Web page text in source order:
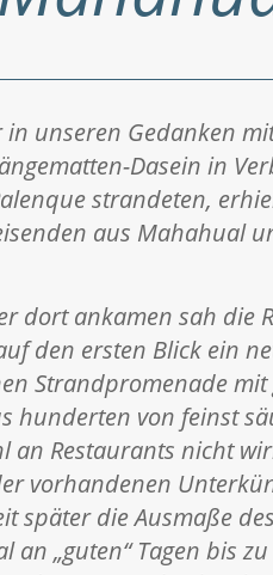
unseren Gedanken
Dasein in
strandeten,
aus Mahahual
dort ankamen sah die
den ersten Blick ein
Strandpromenade mit
hunderten von feinst
an Restaurants nicht
vorhandenen
später die Ausmaße
an „guten“ Tagen bis